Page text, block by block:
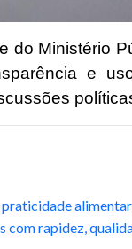
do Ministério
e
com rapidez,